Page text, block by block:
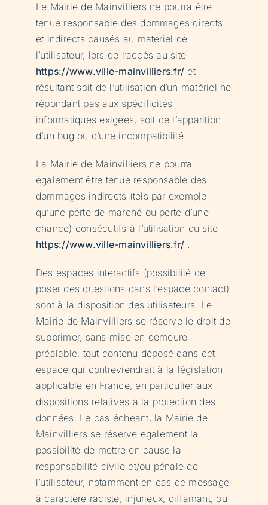
Le Mairie de Mainvilliers ne pourra être
tenue responsable des dommages directs
et indirects causés au matériel de
l’utilisateur, lors de l’accès au site
https://www.ville-mainvilliers.fr/ et
résultant soit de l’utilisation d’un matériel ne
répondant pas aux spécificités
informatiques exigées, soit de l’apparition
d’un bug ou d’une incompatibilité.
La Mairie de Mainvilliers ne pourra
également être tenue responsable des
dommages indirects (tels par exemple
qu’une perte de marché ou perte d’une
chance) consécutifs à l’utilisation du site
https://www.ville-mainvilliers.fr/ .
Des espaces interactifs (possibilité de
poser des questions dans l’espace contact)
sont à la disposition des utilisateurs. Le
Mairie de Mainvilliers se réserve le droit de
supprimer, sans mise en demeure
préalable, tout contenu déposé dans cet
espace qui contreviendrait à la législation
applicable en France, en particulier aux
dispositions relatives à la protection des
données. Le cas échéant, la Mairie de
Mainvilliers se réserve également la
possibilité de mettre en cause la
responsabilité civile et/ou pénale de
l’utilisateur, notamment en cas de message
à caractère raciste, injurieux, diffamant, ou